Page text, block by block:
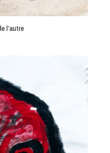
l’autre